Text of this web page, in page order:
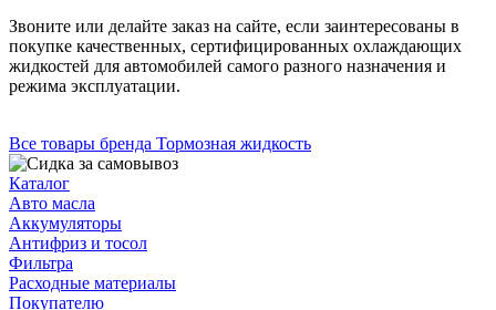
Звоните или делайте заказ на сайте, если заинтересованы в
покупке качественных, сертифицированных охлаждающих
жидкостей для автомобилей самого разного назначения и
режима эксплуатации.
Все товары бренда Тормозная жидкость
Каталог
Авто масла
Аккумуляторы
Антифриз и тосол
Фильтра
Расходные материалы
Покупателю